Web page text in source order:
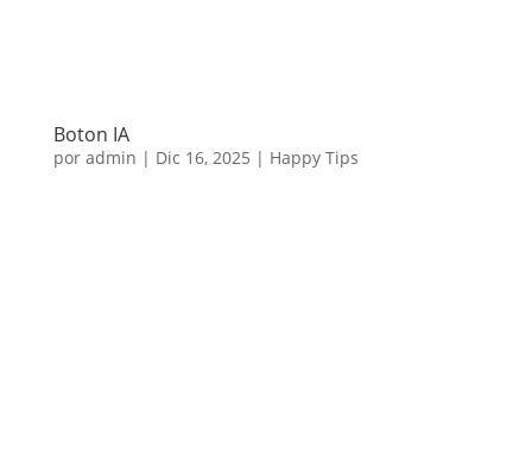
Boton IA
por admin | Dic 16, 2025 | Happy Tips